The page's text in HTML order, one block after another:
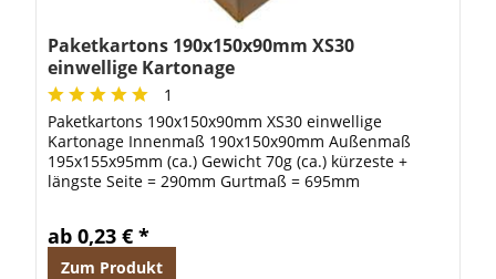
Paketkartons 190x150x90mm XS30
einwellige Kartonage
1
Paketkartons 190x150x90mm XS30 einwellige
Kartonage Innenmaß 190x150x90mm Außenmaß
195x155x95mm (ca.) Gewicht 70g (ca.) kürzeste +
längste Seite = 290mm Gurtmaß = 695mm
ab 0,23 € *
Zum Produkt